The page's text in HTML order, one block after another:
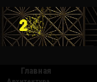
Главная